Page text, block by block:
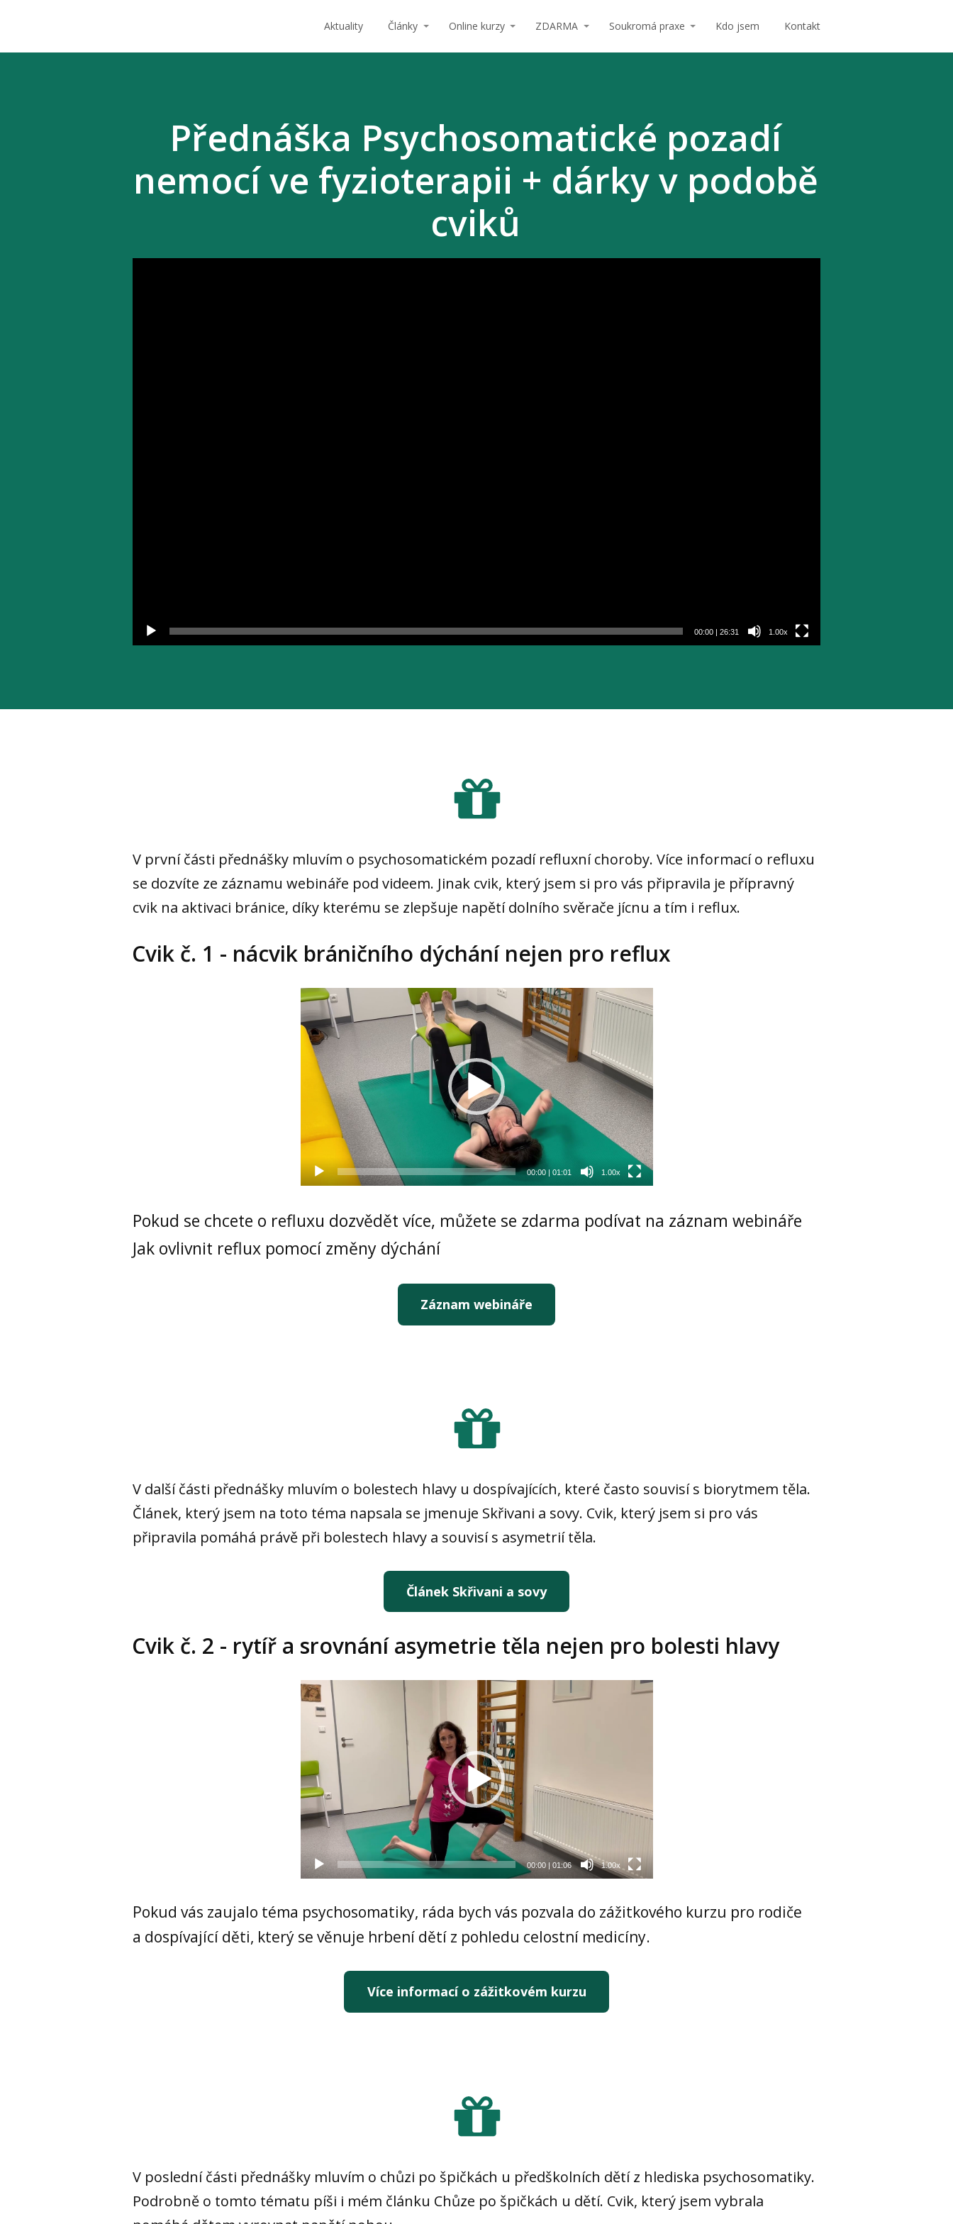
Aktuality Články Online kurzy ZDARMA Soukromá praxe Kdo jsem Kontakt
Přednáška Psychosomatické pozadí
nemocí ve fyzioterapii + dárky v podobě
cviků
00:00 | 26:31 1.00x
V první části přednášky mluvím o psychosomatickém pozadí refluxní choroby. Více informací o refluxu
se dozvíte ze záznamu webináře pod videem. Jinak cvik, který jsem si pro vás připravila je přípravný
cvik na aktivaci bránice, díky kterému se zlepšuje napětí dolního svěrače jícnu a tím i reflux.
Cvik č. 1 - nácvik bráničního dýchání nejen pro reflux
Video
přehrávač
00:00| 01:01 1.00x
Pokud se chcete o refluxu dozvědět více, můžete se zdarma podívat na záznam webináře
Jak ovlivnit reflux pomocí změny dýchání
Záznam webináře
V další části přednášky mluvím o bolestech hlavy u dospívajících, které často souvisí s biorytmem těla.
Článek, který jsem na toto téma napsala se jmenuje Skřivani a sovy. Cvik, který jsem si pro vás
připravila pomáhá právě při bolestech hlavy a souvisí s asymetrií těla.
Článek Skřivani a sovy
Cvik č. 2 - rytíř a srovnání asymetrie těla nejen pro bolesti hlavy
Video
přehrávač
00:00| 01:06 1.00x
Pokud vás zaujalo téma psychosomatiky, ráda bych vás pozvala do zážitkového kurzu pro rodiče
a dospívající děti, který se věnuje hrbení dětí z pohledu celostní medicíny.
Více informací o zážitkovém kurzu
V poslední části přednášky mluvím o chůzi po špičkách u předškolních dětí z hlediska psychosomatiky.
Podrobně o tomto tématu píši i mém článku Chůze po špičkách u dětí. Cvik, který jsem vybrala